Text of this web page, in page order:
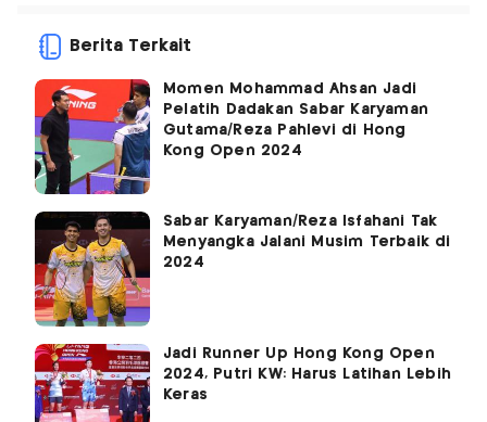
Berita Terkait
Momen Mohammad Ahsan Jadi
Pelatih Dadakan Sabar Karyaman
Gutama/Reza Pahlevi di Hong
Kong Open 2024
Sabar Karyaman/Reza Isfahani Tak
Menyangka Jalani Musim Terbaik di
2024
Jadi Runner Up Hong Kong Open
2024, Putri KW: Harus Latihan Lebih
Keras